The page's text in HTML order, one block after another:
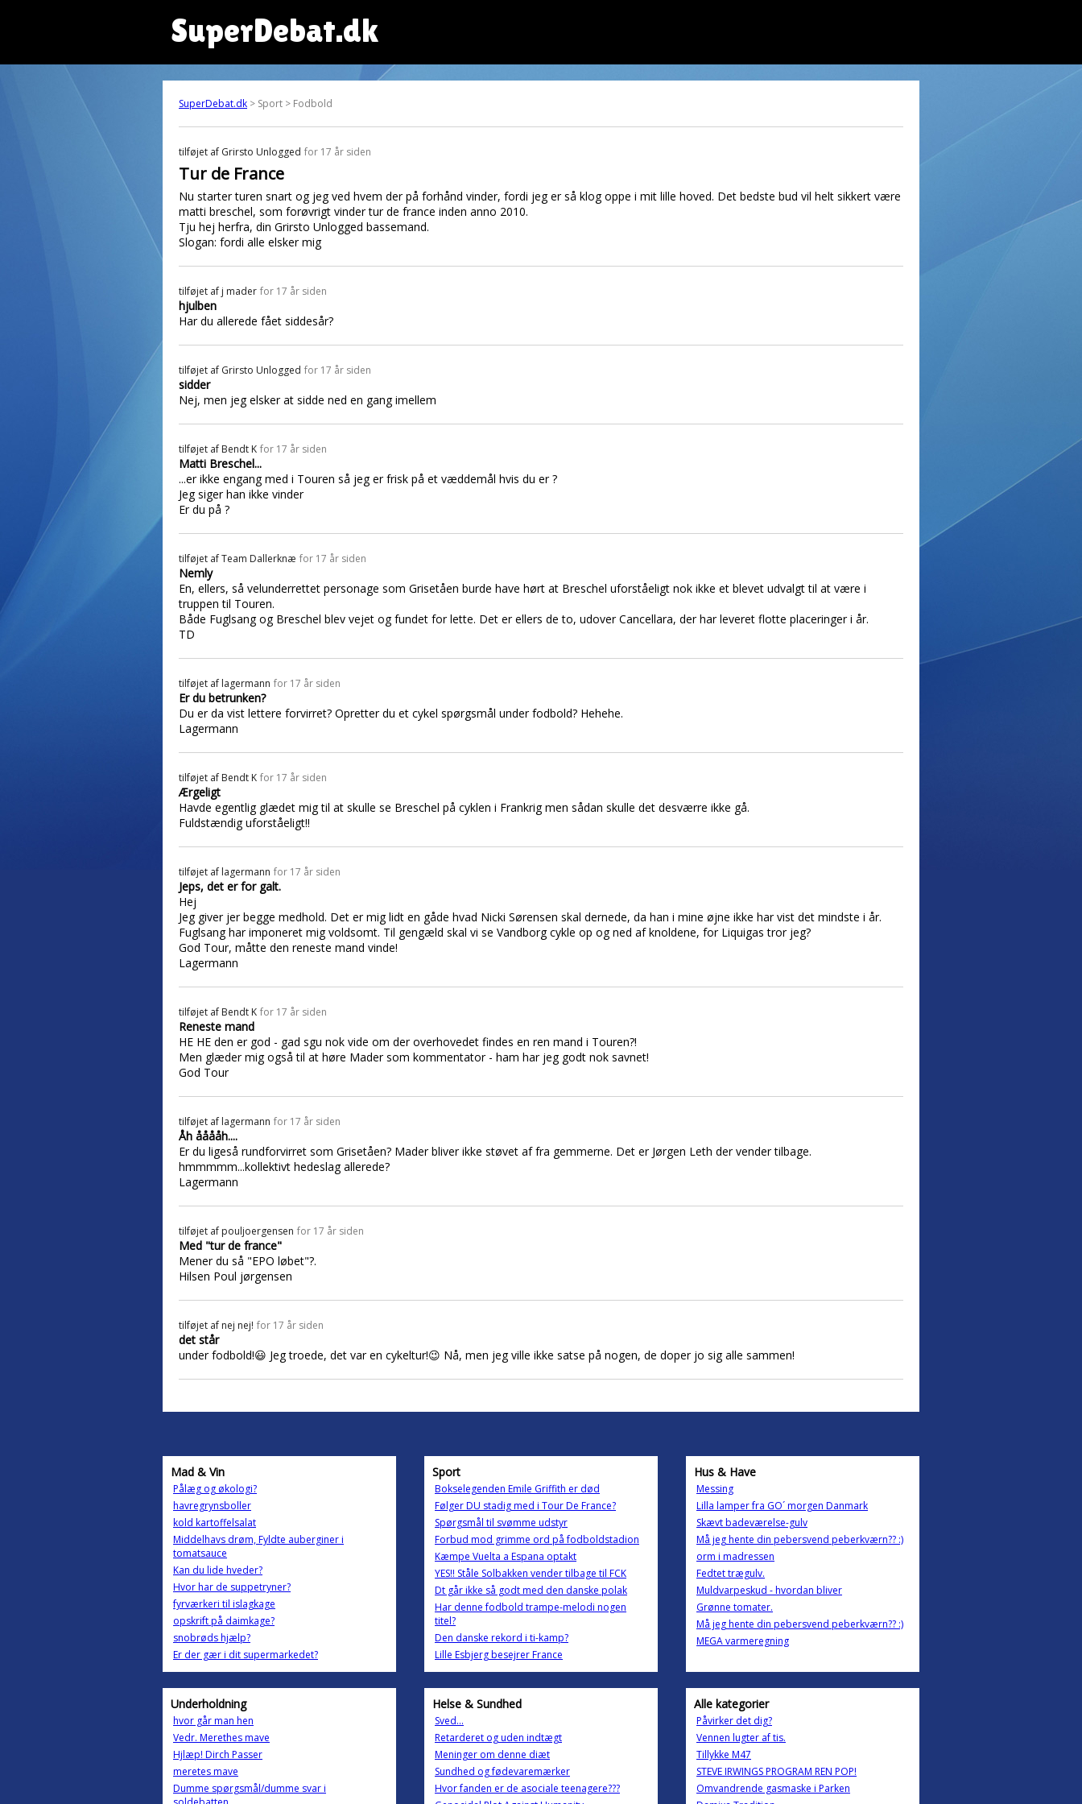
SuperDebat.dk
SuperDebat.dk > Sport > Fodbold
tilføjet af Grirsto Unlogged for 17 år siden
Tur de France
Nu starter turen snart og jeg ved hvem der på forhånd vinder, fordi jeg er så klog oppe i mit lille hoved. Det bedste bud vil helt sikkert være
matti breschel, som forøvrigt vinder tur de france inden anno 2010.
Tju hej herfra, din Grirsto Unlogged bassemand.
Slogan: fordi alle elsker mig
tilføjet af j mader for 17 år siden
hjulben
Har du allerede fået siddesår?
tilføjet af Grirsto Unlogged for 17 år siden
sidder
Nej, men jeg elsker at sidde ned en gang imellem
tilføjet af Bendt K for 17 år siden
Matti Breschel...
...er ikke engang med i Touren så jeg er frisk på et væddemål hvis du er ?
Jeg siger han ikke vinder
Er du på ?
tilføjet afTeam Dallerknæ for 17 år siden
Nemly
En, ellers, så velunderrettet personage som Grisetåen burde have hørt at Breschel uforståeligt nok ikke et blevet udvalgt til at være i
truppen til Touren.
Både Fuglsang og Breschel blev vejet og fundet for lette. Det er ellers de to, udover Cancellara, der har leveret flotte placeringer i år.
TD
tilføjet af lagermann for 17 år siden
Er du betrunken?
Du er da vist lettere forvirret? Opretter du et cykel spørgsmål under fodbold? Hehehe.
Lagermann
tilføjet af Bendt K for 17 år siden
Ærgeligt
Havde egentlig glædet mig til at skulle se Breschel på cyklen i Frankrig men sådan skulle det desværre ikke gå.
Fuldstændig uforståeligt!!
tilføjet af lagermann for 17 år siden
Jeps, det er for galt.
Hej
Jeg giver jer begge medhold. Det er mig lidt en gåde hvad Nicki Sørensen skal dernede, da han i mine øjne ikke har vist det mindste i år.
Fuglsang har imponeret mig voldsomt. Til gengæld skal vi se Vandborg cykle op og ned af knoldene, for Liquigas tror jeg?
God Tour, måtte den reneste mand vinde!
Lagermann
tilføjet af Bendt K for 17 år siden
Reneste mand
HE HE den er god - gad sgu nok vide om der overhovedet findes en ren mand i Touren?!
Men glæder mig også til at høre Mader som kommentator - ham har jeg godt nok savnet!
God Tour
tilføjet af lagermann for 17 år siden
Åh ååååh....
Er du ligeså rundforvirret som Grisetåen? Mader bliver ikke støvet af fra gemmerne. Det er Jørgen Leth der vender tilbage.
hmmmmm...kollektivt hedeslag allerede?
Lagermann
tilføjet af pouljoergensen for 17 år siden
Med "tur de france"
Mener du så "EPO løbet"?.
Hilsen Poul jørgensen
tilføjet af nej nej! for 17 år siden
det står
under fodbold!😃 Jeg troede, det var en cykeltur!😉 Nå, men jeg ville ikke satse på nogen, de doper jo sig alle sammen!
Mad & Vin
Pålæg og økologi?
havregrynsboller
kold kartoffelsalat
Middelhavs drøm, Fyldte auberginer i
tomatsauce
Kan du lide hveder?
Hvor har de suppetryner?
fyrværkeri til islagkage
opskrift på daimkage?
snobrøds hjælp?
Er der gær i dit supermarkedet?
Sport
Bokselegenden Emile Griffith er død
Følger DU stadig med i Tour De France?
Spørgsmål til svømme udstyr
Forbud mod grimme ord på fodboldstadion
Kæmpe Vuelta a Espana optakt
YES!! Ståle Solbakken vender tilbage til FCK
Dt går ikke så godt med den danske polak
Har denne fodbold trampe-melodi nogen
titel?
Den danske rekord i ti-kamp?
Lille Esbjerg besejrer France
Hus & Have
Messing
Lilla lamper fra GO´ morgen Danmark
Skævt badeværelse-gulv
Må jeg hente din pebersvend peberkværn?? :)
orm i madressen
Fedtet trægulv.
Muldvarpeskud - hvordan bliver
Grønne tomater.
Må jeg hente din pebersvend peberkværn?? :)
MEGA varmeregning
Underholdning
hvor går man hen
Vedr. Merethes mave
Hjlæp! Dirch Passer
meretes mave
Dumme spørgsmål/dumme svar i
Helse & Sundhed
Sved...
Retarderet og uden indtægt
Meninger om denne diæt
Sundhed og fødevaremærker
Hvor fanden er de asociale teenagere???
Alle kategorier
Påvirker det dig?
Vennen lugter af tis.
Tillykke M47
STEVE IRWINGS PROGRAM REN POP!
Omvandrende gasmaske i Parken